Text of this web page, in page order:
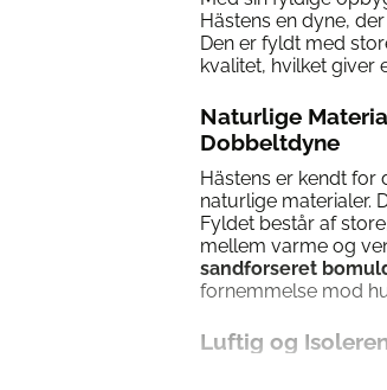
Hästens en dyne,
Den er fyldt med
kvalitet, hvilket
Naturlige
Dobbeltdyne
Hästens er kendt for
naturlige materialer.
Fyldet består af
mellem varme og
sandforseret
fornemmelse mod
Luftig og
Det store fyld af